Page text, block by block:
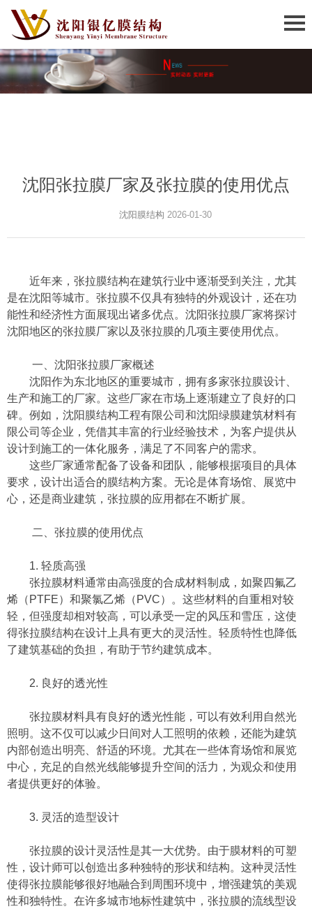
沈阳张拉膜厂家及张拉膜的使用优点
沈阳膜结构 2026-01-30
近年来，张拉膜结构在建筑行业中逐渐受到关注，尤其
是在沈阳等城市。张拉膜不仅具有独特的外观设计，还在功
能性和经济性方面展现出诸多优点。沈阳张拉膜厂家将探讨
沈阳地区的张拉膜厂家以及张拉膜的几项主要使用优点。
一、沈阳张拉膜厂家概述
沈阳作为东北地区的重要城市，拥有多家张拉膜设计、
生产和施工的厂家。这些厂家在市场上逐渐建立了良好的口
碑。例如，沈阳膜结构工程有限公司和沈阳绿膜建筑材料有
限公司等企业，凭借其丰富的行业经验技术，为客户提供从
设计到施工的一体化服务，满足了不同客户的需求。
这些厂家通常配备了设备和团队，能够根据项目的具体
要求，设计出适合的膜结构方案。无论是体育场馆、展览中
心，还是商业建筑，张拉膜的应用都在不断扩展。
二、张拉膜的使用优点
1. 轻质高强
张拉膜材料通常由高强度的合成材料制成，如聚四氟乙
烯（PTFE）和聚氯乙烯（PVC）。这些材料的自重相对较
轻，但强度却相对较高，可以承受一定的风压和雪压，这使
得张拉膜结构在设计上具有更大的灵活性。轻质特性也降低
了建筑基础的负担，有助于节约建筑成本。
2. 良好的透光性
张拉膜材料具有良好的透光性能，可以有效利用自然光
照明。这不仅可以减少日间对人工照明的依赖，还能为建筑
内部创造出明亮、舒适的环境。尤其在一些体育场馆和展览
中心，充足的自然光线能够提升空间的活力，为观众和使用
者提供更好的体验。
3. 灵活的造型设计
张拉膜的设计灵活性是其一大优势。由于膜材料的可塑
性，设计师可以创造出多种独特的形状和结构。这种灵活性
使得张拉膜能够很好地融合到周围环境中，增强建筑的美观
性和独特性。在许多城市地标性建筑中，张拉膜的流线型设